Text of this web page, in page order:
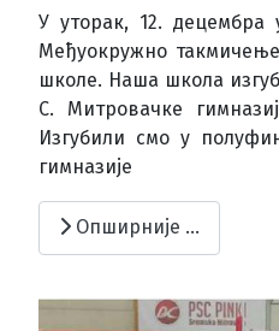
У уторак, 12. децембра
Међуокружно
школе. Наша школа
С. Митровачке
Изгубили смо у
гимназије
Опширније …